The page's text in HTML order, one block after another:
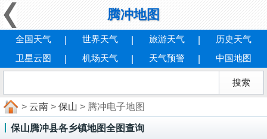
腾冲地图
全国天气 世界天气 旅游天气
历史天气
卫星云图
机场天气 天气预警 中国地图
> 云南 > 保山 > 腾冲电子地图
保山腾冲县各乡镇地图全图查询